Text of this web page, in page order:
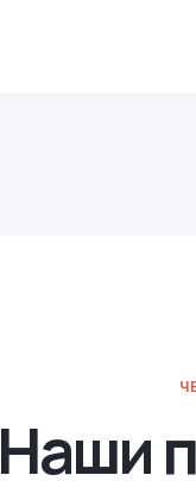
Наши